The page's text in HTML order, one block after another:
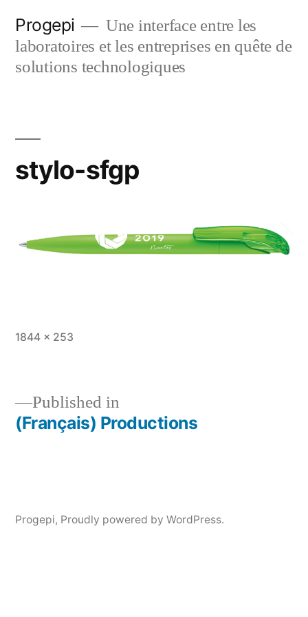
content
Progepi
Une interface entre les
laboratoires et les entreprises en quête de
solutions technologiques
stylo-sfgp
Full
1844 × 253
Post
Published in
(Français) Productions
Progepi, Proudly powered by WordPress.